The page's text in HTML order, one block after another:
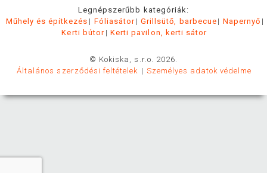
Legnépszerűbb kategóriák:
Műhely és építkezés
Fóliasátor Grillsütő, barbecue
Napernyő
Kerti bútor
Kerti pavilon, kerti sátor
© Kokiska, s.r.o. 2026.
Általános szerződési feltételek
Személyes adatok védelme